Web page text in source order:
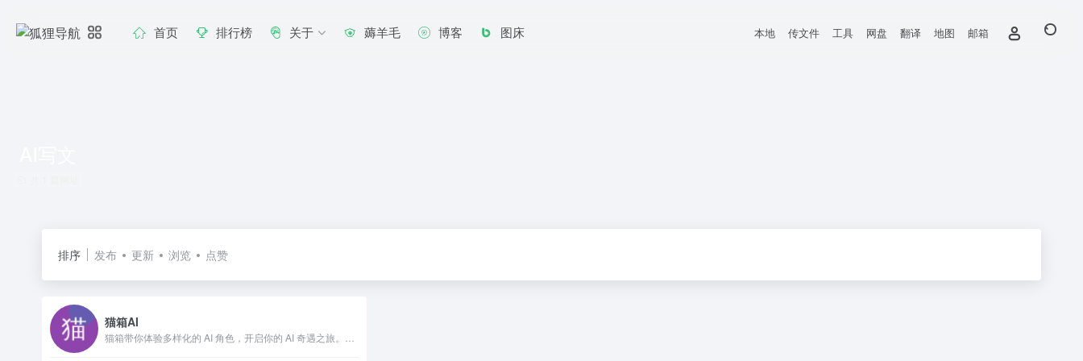
首页 排行榜 关于 薅羊毛 博客 图床 本地 传文件 工具 网盘 翻译 地图 邮箱
排序 发布 更新 浏览 点赞
猫箱AI